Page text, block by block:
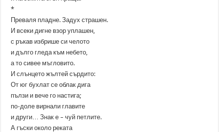
*
Преваля пладне. Задух страшен.
И всеки дигне взор уплашен,
с ръкав избрише си челото
и дълго гледа към небето,
а то сивее мъгловито.
И слънцето жълтей сърдито:
От юг бухлат се облак дига
пълзи и вече го настига;
по-доле вирнали главите
и други… Знак е – чуй петлите.
А гъски около реката